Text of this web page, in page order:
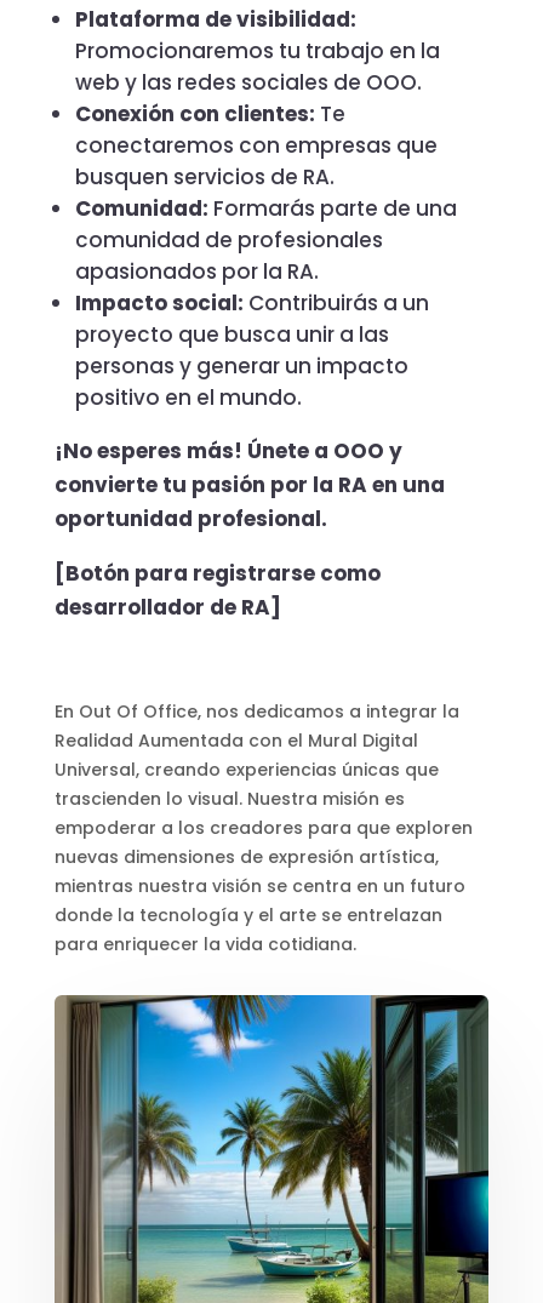
Plataforma de visibilidad:
Promocionaremos tu trabajo en la
web y las redes sociales de OOO.
Conexión con clientes: Te
conectaremos con empresas que
busquen servicios de RA.
Comunidad: Formarás parte de una
comunidad de profesionales
apasionados por la RA.
Impacto social: Contribuirás a un
proyecto que busca unir a las
personas y generar un impacto
positivo en el mundo.
¡No esperes más! Únete a OOO y
convierte tu pasión por la RA en una
oportunidad profesional.
[Botón para registrarse como
desarrollador de RA]
En Out Of Office, nos dedicamos a integrar la
Realidad Aumentada con el Mural Digital
Universal, creando experiencias únicas que
trascienden lo visual. Nuestra misión es
empoderar a los creadores para que exploren
nuevas dimensiones de expresión artística,
mientras nuestra visión se centra en un futuro
donde la tecnología y el arte se entrelazan
para enriquecer la vida cotidiana.